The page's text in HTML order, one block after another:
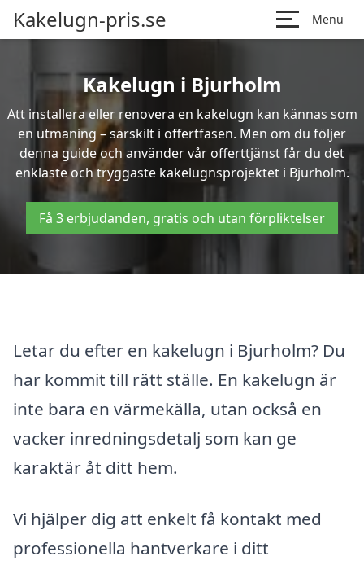
Kakelugn-pris.se Menu
Kakelugn i Bjurholm
Att installera eller renovera en kakelugn kan kännas som
en utmaning – särskilt i offertfasen. Men om du följer
denna guide och använder vår offerttjänst får du det
enklaste och tryggaste kakelugnsprojektet i Bjurholm.
Få 3 erbjudanden, gratis och utan förpliktelser
Letar du efter en kakelugn i Bjurholm? Du
har kommit till rätt ställe. En kakelugn är
inte bara en värmekälla, utan också en
vacker inredningsdetalj som kan ge
karaktär åt ditt hem.
Vi hjälper dig att enkelt få kontakt med
professionella hantverkare i ditt